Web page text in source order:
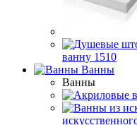
ванну 1510
Ванны
Ванны